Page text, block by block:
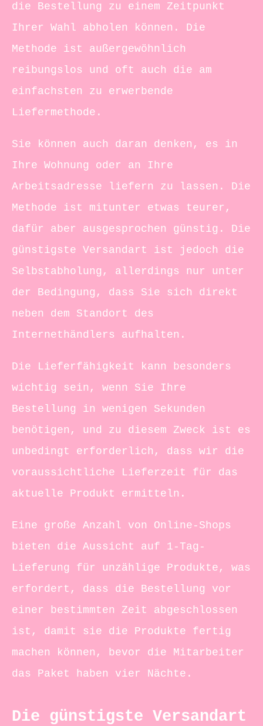
die Bestellung zu einem Zeitpunkt
Ihrer Wahl abholen können. Die
Methode ist außergewöhnlich
reibungslos und oft auch die am
einfachsten zu erwerbende
Liefermethode.
Sie können auch daran denken, es in
Ihre Wohnung oder an Ihre
Arbeitsadresse liefern zu lassen. Die
Methode ist mitunter etwas teurer,
dafür aber ausgesprochen günstig. Die
günstigste Versandart ist jedoch die
Selbstabholung, allerdings nur unter
der Bedingung, dass Sie sich direkt
neben dem Standort des
Internethändlers aufhalten.
Die Lieferfähigkeit kann besonders
wichtig sein, wenn Sie Ihre
Bestellung in wenigen Sekunden
benötigen, und zu diesem Zweck ist es
unbedingt erforderlich, dass wir die
voraussichtliche Lieferzeit für das
aktuelle Produkt ermitteln.
Eine große Anzahl von Online-Shops
bieten die Aussicht auf 1-Tag-
Lieferung für unzählige Produkte, was
erfordert, dass die Bestellung vor
einer bestimmten Zeit abgeschlossen
ist, damit sie die Produkte fertig
machen können, bevor die Mitarbeiter
das Paket haben vier Nächte.
Die günstigste Versandart